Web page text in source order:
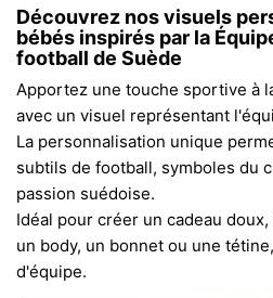
Découvrez nos visuels
bébés inspirés par la
football de Suède
Apportez une touche sportive à
avec un visuel représentant
La personnalisation unique
subtils de football, symboles du
passion suédoise.
Idéal pour créer un cadeau
un body, un bonnet ou une
d'équipe.